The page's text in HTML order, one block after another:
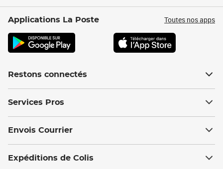
Applications La Poste Toutes nos apps
Restons connectés
Services Pros
Envois Courrier
Expéditions de Colis